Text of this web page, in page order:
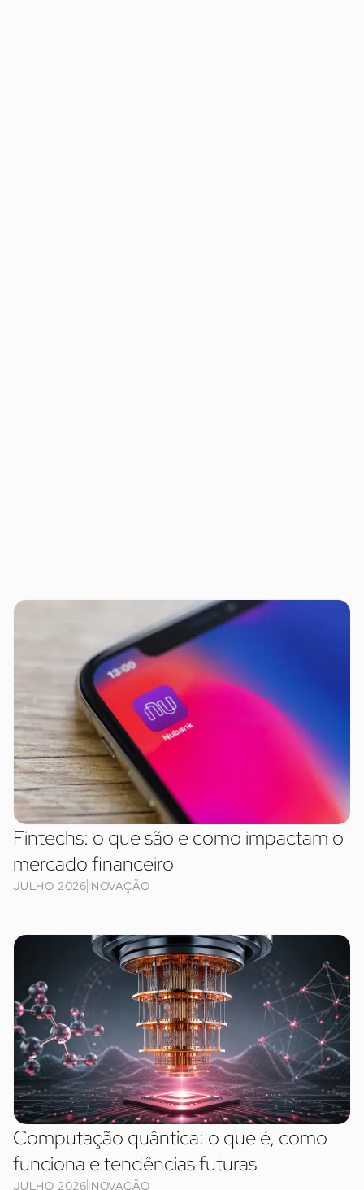
Fintechs: o que são e como impactam o
mercado financeiro
JULHO 2026INOVAÇÃO
Computação quântica: o que é, como
funciona e tendências futuras
JULHO 2026INOVAÇÃO